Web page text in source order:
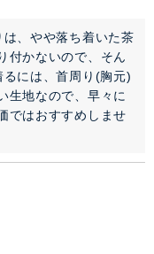
、やや落ち着いた茶
付かないので、そん
には、首周り(胸元)
生地なので、早々に
ではおすすめしませ